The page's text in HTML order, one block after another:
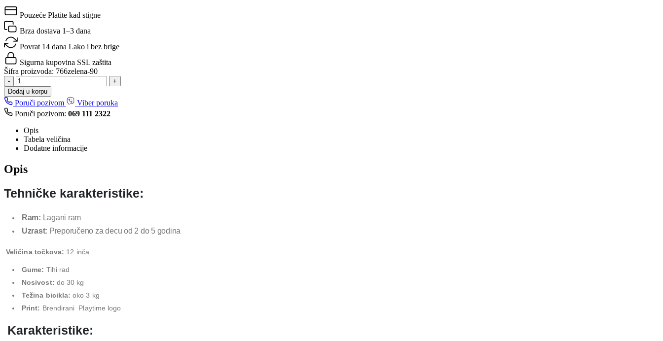
Pouzeće Platite kad stigne
Brza dostava 1–3 dana
Povrat 14 dana Lako i bez brige
Sigurna kupovina SSL zaštita
Šifra proizvoda: 766zelena-90
-
+
Dodaj u korpu
Poruči pozivom
Viber poruka
Poruči pozivom: 069 111 2322
Opis
Tabela veličina
Dodatne informacije
Opis
Tehničke karakteristike:
Ram: Lagani ram
Uzrast: Preporučeno za decu od 2 do 5 godina
Veličina točkova: 12 inča
Gume: Tihi rad
Nosivost: do 30 kg
Težina bicikla: oko 3 kg
Print: Brendirani Playtime logo
Karakteristike: